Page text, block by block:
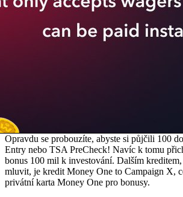
Opravdu se probouzíte, abyste si půjčili 100
Entry nebo TSA PreCheck! Navíc k tomu
bonus 100 mil k investování. Dalším
mluvit, je kredit Money One to Campaign X,
privátní karta Money One pro bonusy.